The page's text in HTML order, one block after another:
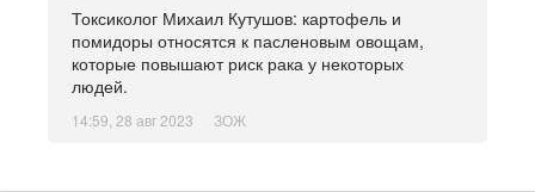
Токсиколог Михаил Кутушов: картофель и
помидоры относятся к пасленовым овощам,
которые повышают риск рака у некоторых
людей.
14:59, 28 авг 2023 ЗОЖ